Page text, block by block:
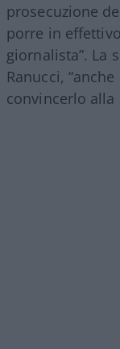
prosecuzione
porre in
giornalista”. La
Ranucci,
convincerlo alla